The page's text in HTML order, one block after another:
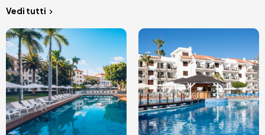
Vedi tutti
Immagine Immagine